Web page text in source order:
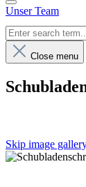
Unser Team
Close menu
Skip image